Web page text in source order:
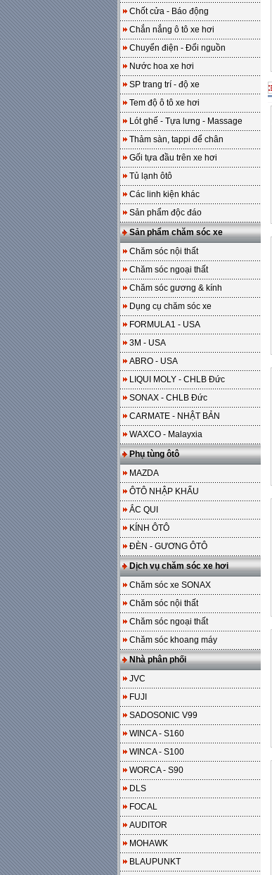
Chốt cửa - Báo động
Chắn nắng ô tô xe hơi
Chuyển điện - Đổi nguồn
Nước hoa xe hơi
SP trang trí - độ xe
Tem độ ô tô xe hơi
Lót ghế - Tựa lưng - Massage
Thảm sàn, tappi để chân
Gối tựa đầu trên xe hơi
Tủ lạnh ôtô
Các linh kiện khác
Sản phẩm độc đáo
Sản phẩm chăm sóc xe
Chăm sóc nội thất
Chăm sóc ngoại thất
Chăm sóc gương & kính
Dụng cụ chăm sóc xe
FORMULA1 - USA
3M - USA
ABRO - USA
LIQUI MOLY - CHLB Đức
SONAX - CHLB Đức
CARMATE - NHẬT BẢN
WAXCO - Malayxia
Phụ tùng ôtô
MAZDA
ÔTÔ NHẬP KHẨU
ẮC QUI
KÍNH ÔTÔ
ĐÈN - GƯƠNG ÔTÔ
Dịch vụ chăm sóc xe hơi
Chăm sóc xe SONAX
Chăm sóc nội thất
Chăm sóc ngoại thất
Chăm sóc khoang máy
Nhà phân phối
JVC
FUJI
SADOSONIC V99
WINCA - S160
WINCA - S100
WORCA - S90
DLS
FOCAL
AUDITOR
MOHAWK
BLAUPUNKT